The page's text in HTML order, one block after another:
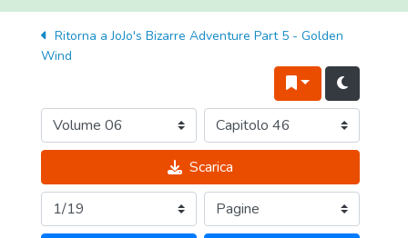
Ritorna aJoJo's Bizarre Adventure Part 5 - Golden
Wind
Scarica